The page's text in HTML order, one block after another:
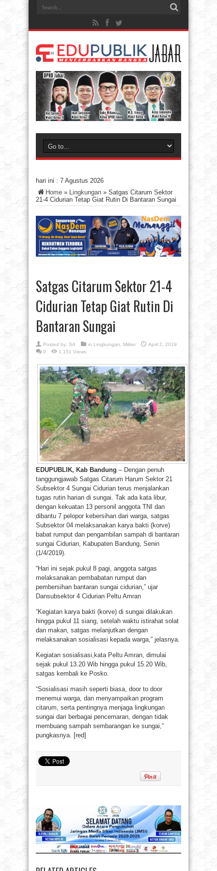
hari ini : 7 Agustus 2026
Home » Lingkungan » Satgas Citarum Sektor
21-4 Cidurian Tetap Giat Rutin Di Bantaran Sungai
Satgas Citarum Sektor 21-4
Cidurian Tetap Giat Rutin Di
Bantaran Sungai
Posted by: SA in Lingkungan Militer
April 2, 2019
0
1,151 Views
EDUPUBLIK, Kab Bandung – Dengan penuh
tanggungjawab Satgas Citarum Harum Sektor 21
Subsektor 4 Sungai Cidurian terus menjalankan
tugas rutin harian di sungai. Tak ada kata libur,
dengan kekuatan 13 personil anggota TNI dan
dibantu 7 pelopor kebersihan dari warga, satgas
Subsektor 04 melaksanakan karya bakti (korve)
babat rumput dan pengambilan sampah di bantaran
sungai Cidurian, Kabupaten Bandung, Senin
(1/4/2019).
“Hari ini sejak pukul 8 pagi, anggota satgas
melaksanakan pembabatan rumput dan
pembersihan bantaran sungai cidurian,” ujar
Dansubsektor 4 Cidurian Peltu Amran
“Kegiatan karya bakti (korve) di sungai dilakukan
hingga pukul 11 siang, setelah waktu istirahat solat
dan makan, satgas melanjutkan dengan
melaksanakan sosialisasi kepada warga,” jelasnya.
Kegiatan sosialisasi,kata Peltu Amran, dimulai
sejak pukul 13.20 Wib hingga pukul 15.20 Wib,
satgas kembali ke Posko.
“Sosialisasi masih seperti biasa, door to door
menemui warga, dan menyampaikan program
citarum, serta pentingnya menjaga lingkungan
sungai dari berbagai pencemaran, dengan tidak
membuang sampah sembarangan ke sungai,”
pungkasnya. [red]